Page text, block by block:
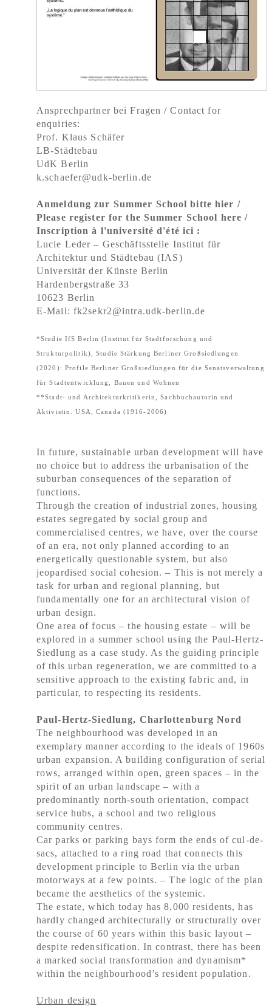
Ansprechpartner bei Fragen / Contact for
enquiries:
Prof. Klaus Schäfer
LB-Städtebau
UdK Berlin
k.schaefer@udk-berlin.de
Anmeldung zur Summer School bitte hier /
Please register for the Summer School here /
Inscription à l'université d'été ici :
Lucie Leder – Geschäftsstelle Institut für
Architektur und Städtebau (IAS)
Universität der Künste Berlin
Hardenbergstraße 33
10623 Berlin
E-Mail: fk2sekr2@intra.udk-berlin.de
*Studie IfS Berlin (Institut für Stadtforschung und
Strukturpolitik), Studie Stärkung Berliner Großsiedlungen
(2020): Profile Berliner Großsiedlungen für die Senatsverwaltung
für Stadtentwicklung, Bauen und Wohnen
**Stadt- und Architekturkritikerin, Sachbuchautorin und
Aktivistin. USA, Canada (1916-2006)
In future, sustainable urban development will have
no choice but to address the urbanisation of the
suburban consequences of the separation of
functions.
Through the creation of industrial zones, housing
estates segregated by social group and
commercialised centres, we have, over the course
of an era, not only planned according to an
energetically questionable system, but also
jeopardised social cohesion. – This is not merely a
task for urban and regional planning, but
fundamentally one for an architectural vision of
urban design.
One area of focus – the housing estate – will be
explored in a summer school using the Paul-Hertz-
Siedlung as a case study. As the guiding principle
of this urban regeneration, we are committed to a
sensitive approach to the existing fabric and, in
particular, to respecting its residents.
Paul-Hertz-Siedlung, Charlottenburg Nord
The neighbourhood was developed in an
exemplary manner according to the ideals of 1960s
urban expansion. A building configuration of serial
rows, arranged within open, green spaces – in the
spirit of an urban landscape – with a
predominantly north-south orientation, compact
service hubs, a school and two religious
community centres.
Car parks or parking bays form the ends of cul-de-
sacs, attached to a ring road that connects this
development principle to Berlin via the urban
motorways at a few points. – The logic of the plan
became the aesthetics of the systemic.
The estate, which today has 8,000 residents, has
hardly changed architecturally or structurally over
the course of 60 years within this basic layout –
despite redensification. In contrast, there has been
a marked social transformation and dynamism*
within the neighbourhood’s resident population.
Urban design